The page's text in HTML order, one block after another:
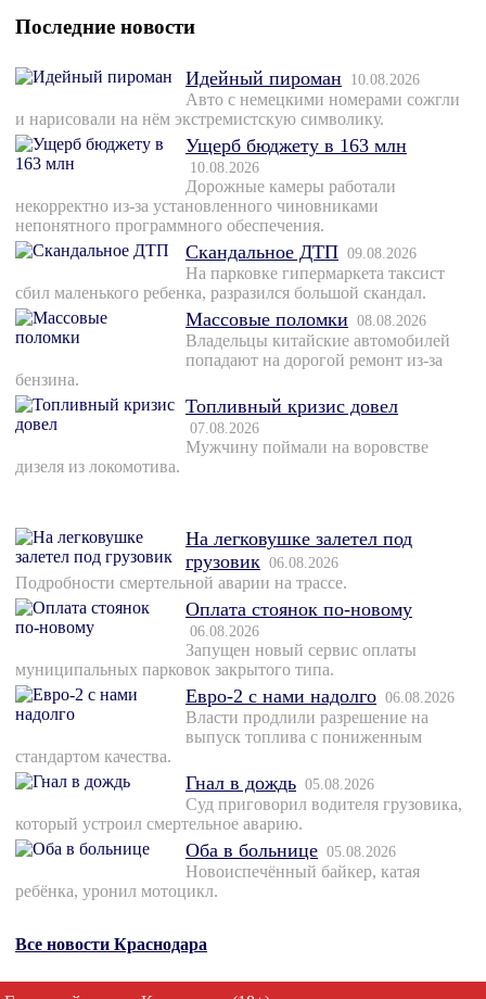
Последние новости
Идейный пироман 10.08.2026
Авто с немецкими номерами сожгли
и нарисовали на нём экстремистскую символику.
Ущерб бюджету в 163 млн
10.08.2026
Дорожные камеры работали
некорректно из-за установленного чиновниками
непонятного программного обеспечения.
Скандальное ДТП 09.08.2026
На парковке гипермаркета таксист
сбил маленького ребенка, разразился большой скандал.
Массовые поломки 08.08.2026
Владельцы китайские автомобилей
попадают на дорогой ремонт из-за
бензина.
Топливный кризис довел
07.08.2026
Мужчину поймали на воровстве
дизеля из локомотива.
На легковушке залетел под
грузовик 06.08.2026
Подробности смертельной аварии на трассе.
Оплата стоянок по-новому
06.08.2026
Запущен новый сервис оплаты
муниципальных парковок закрытого типа.
Евро-2 с нами надолго 06.08.2026
Власти продлили разрешение на
выпуск топлива с пониженным
стандартом качества.
Гнал в дождь 05.08.2026
Суд приговорил водителя грузовика,
который устроил смертельное аварию.
Оба в больнице 05.08.2026
Новоиспечённый байкер, катая
ребёнка, уронил мотоцикл.
Все новости Краснодара